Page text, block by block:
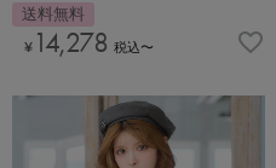
送料無料
¥ 14,278 税込〜